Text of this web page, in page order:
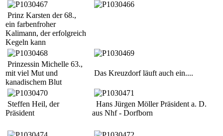
Prinz Karsten der 68.,
ein farbenfroher
Kalimann, der erfolgreich
Kegeln kann
Prinzessin Michelle 63.,
mit viel Mut und
kanadischem Blut
Das Kreuzdorf läuft auch ein....
Steffen Heil, der
Präsident
Hans Jürgen Möller Präsident a. D.
aus Nhf - Dorfborn